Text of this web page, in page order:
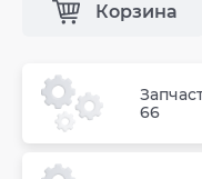
Корзина
66